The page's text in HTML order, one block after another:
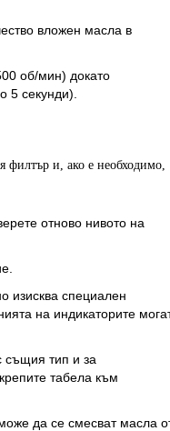
вложен масла в
об/мин) докато
5 секунди).
филтър и, ако е необходимо,
отново нивото на
изисква специален
на индикаторите
същия тип и за
табела към
да се смесват масла